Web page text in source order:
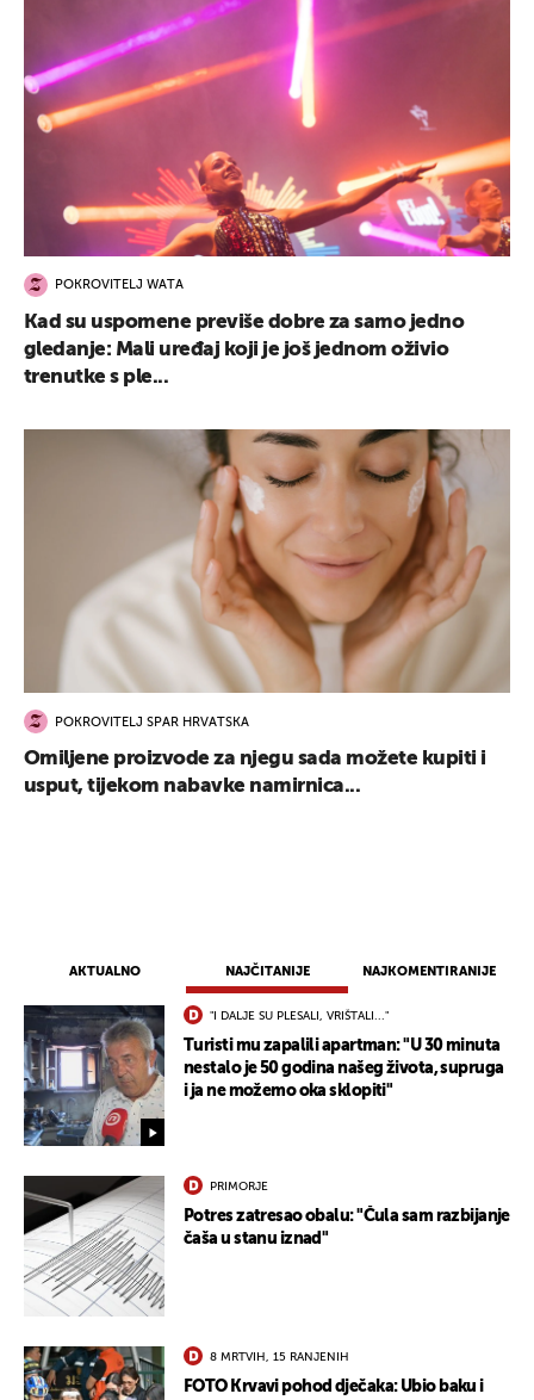
AKTUALNO NAJČITANIJE NAJKOMENTIRANIJE
"I DALJE SU PLESALI, VRIŠTALI..."
Turisti mu zapalili apartman: "U 30 minuta
nestalo je 50 godina našeg života, supruga
i ja ne možemo oka sklopiti"
PRIMORJE
Potres zatresao obalu: "Čula sam razbijanje
čaša u stanu iznad"
8 MRTVIH, 15 RANJENIH
FOTO Krvavi pohod dječaka: Ubio baku i
POKROVITELJ WATA
Kad su uspomene previše dobre za samo jedno
gledanje: Mali uređaj koji je još jednom oživio
trenutke s ple...
POKROVITELJ SPAR HRVATSKA
Omiljene proizvode za njegu sada možete kupiti i
usput, tijekom nabavke namirnica...